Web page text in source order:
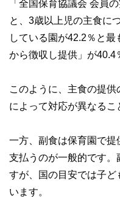
「全国保育協議会 会員
と、3歳以上児の主食に
している園が42.2％と
から徴収し提供」が40.4
このように、主食の提
によって対応が異なるこ
一方、副食は保育園で
支払うのが一般的です。
すが、国の目安では子ど
います。